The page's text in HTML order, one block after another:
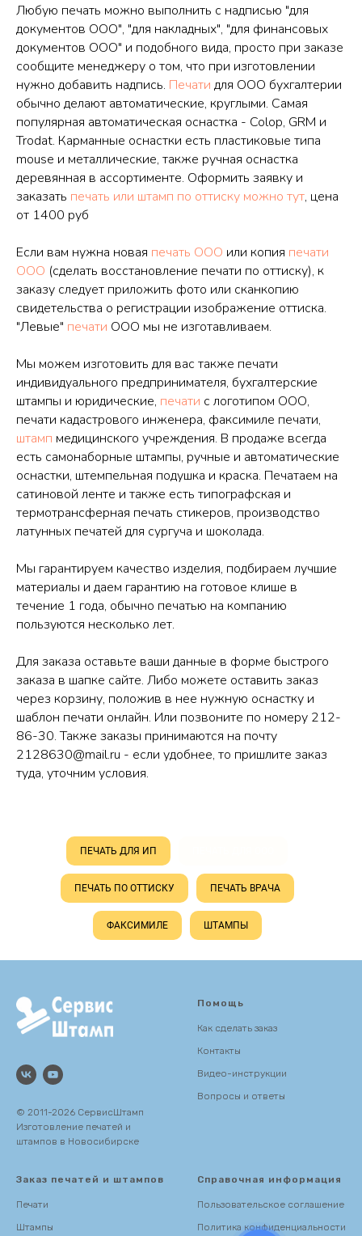
Любую печать можно выполнить с надписью "для
документов ООО", "для накладных", "для финансовых
документов ООО" и подобного вида, просто при заказе
сообщите менеджеру о том, что при изготовлении
нужно добавить надпись. Печати для ООО бухгалтерии
обычно делают автоматические, круглыми. Самая
популярная автоматическая оснастка - Colop, GRM и
Trodat. Карманные оснастки есть пластиковые типа
mouse и металлические, также ручная оснастка
деревянная в ассортименте. Оформить заявку и
заказать печать или штамп по оттиску можно тут, цена
от 1400 руб
Если вам нужна новая печать ООО или копия печати
ООО (сделать восстановление печати по оттиску), к
заказу следует приложить фото или сканкопию
свидетельства о регистрации изображение оттиска.
"Левые" печати ООО мы не изготавливаем.
Мы можем изготовить для вас также печати
индивидуального предпринимателя, бухгалтерские
штампы и юридические, печати с логотипом ООО,
печати кадастрового инженера, факсимиле печати,
штамп медицинского учреждения. В продаже всегда
есть самонаборные штампы, ручные и автоматические
оснастки, штемпельная подушка и краска. Печатаем на
сатиновой ленте и также есть типографская и
термотрансферная печать стикеров, производство
латунных печатей для сургуча и шоколада.
Мы гарантируем качество изделия, подбираем лучшие
материалы и даем гарантию на готовое клише в
течение 1 года, обычно печатью на компанию
пользуются несколько лет.
Для заказа оставьте ваши данные в форме быстрого
заказа в шапке сайте. Либо можете оставить заказ
через корзину, положив в нее нужную оснастку и
шаблон печати онлайн. Или позвоните по номеру 212-
86-30. Также заказы принимаются на почту
2128630@mail.ru - если удобнее, то пришлите заказ
туда, уточним условия.
ПЕЧАТЬ ДЛЯ ИП
ПЕЧАТЬ ПО ОТТИСКУ ПЕЧАТЬ ВРАЧА
ФАКСИМИЛЕ ШТАМПЫ
© 2011-2026 СервисШтамп
Изготовление печатей и
штампов в Новосибирске
Помощь
Как сделать заказ
Контакты
Видео-инструкции
Вопросы и ответы
Заказ печатей и штампов
Печати
Штампы
Справочная информация
Пользовательское соглашение
Политика конфиденциальности